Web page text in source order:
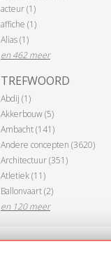
acteur (1)
affiche (1)
Alias (1)
en 462 meer
TREFWOORD
Abdij (1)
Akkerbouw (5)
Ambacht (141)
Andere concepten (3620)
Architectuur (351)
Atletiek (11)
Ballonvaart (2)
en 120 meer